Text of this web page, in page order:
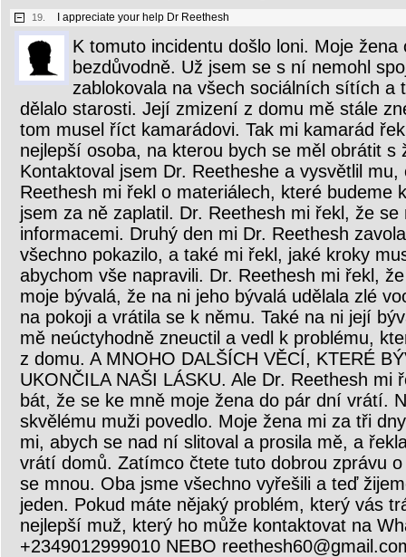
19. I appreciate your help Dr Reethesh
K tomuto incidentu došlo loni. Moje žena
bezdůvodně. Už jsem se s ní nemohl
zablokovala na všech sociálních sítích a
dělalo starosti. Její zmizení z domu mě stále
tom musel říct kamarádovi. Tak mi kamarád
nejlepší osoba, na kterou bych se měl obrátit s
Kontaktoval jsem Dr. Reetheshe a vysvětlil mu,
Reethesh mi řekl o materiálech, které budeme
jsem za ně zaplatil. Dr. Reethesh mi řekl, že
informacemi. Druhý den mi Dr. Reethesh
všechno pokazilo, a také mi řekl, jaké kroky
abychom vše napravili. Dr. Reethesh mi řekl,
moje bývalá, že na ni jeho bývalá udělala zlé
na pokoji a vrátila se k němu. Také na ni její
mě neúctyhodně zneuctil a vedl k problému,
z domu. A MNOHO DALŠÍCH VĚCÍ, KTERÉ
UKONČILA NAŠI LÁSKU. Ale Dr. Reethesh mi
bát, že se ke mně moje žena do pár dní vrátí.
skvělému muži povedlo. Moje žena mi za tři
mi, abych se nad ní slitoval a prosila mě, a
vrátí domů. Zatímco čtete tuto dobrou zprávu
se mnou. Oba jsme všechno vyřešili a teď
jeden. Pokud máte nějaký problém, který vás
nejlepší muž, který ho může kontaktovat na
+2349012999010 NEBO